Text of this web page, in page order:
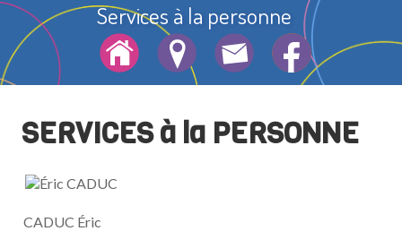
Mairie
Urbanisme
Enfance-jeunesse
Economie
Entreprises
Marchés publics
Services à la personne
Zone artisanale
Compétence communautaire
Culture et patrimoine
Vie associative
Social et santé
Galerie photos
Annuaire
Animations
Liens utiles
Services à la personne
SERVICES à la PERSONNE
CADUC Éric